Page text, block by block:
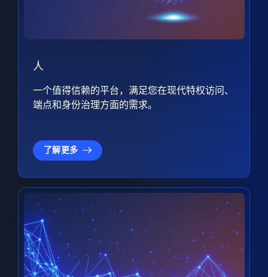
人
一个值得信赖的平台，满足您在现代特权访问、
端点和身份治理方面的需求。
了解更多